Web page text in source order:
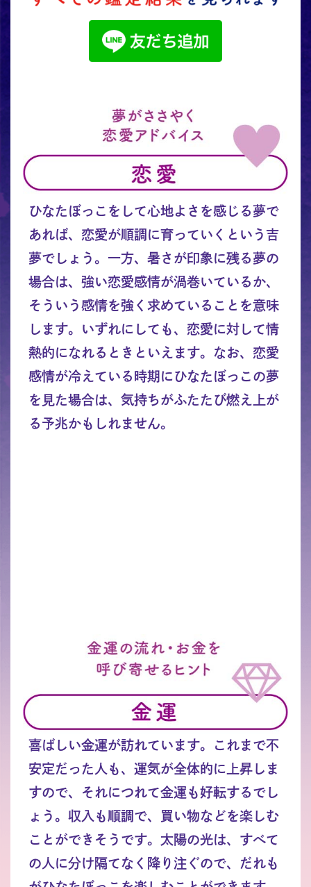
ひなたぼっこをして心地よさを感じる夢で
あれば、恋愛が順調に育っていくという吉
夢でしょう。一方、暑さが印象に残る夢の
場合は、強い恋愛感情が渦巻いているか、
そういう感情を強く求めていることを意味
します。いずれにしても、恋愛に対して情
熱的になれるときといえます。なお、恋愛
感情が冷えている時期にひなたぼっこの夢
を見た場合は、気持ちがふたたび燃え上が
る予兆かもしれません。
喜ばしい金運が訪れています。これまで不
安定だった人も、運気が全体的に上昇しま
すので、それにつれて金運も好転するでし
ょう。収入も順調で、買い物などを楽しむ
ことができそうです。太陽の光は、すべて
の人に分け隔てなく降り注ぐので、だれも